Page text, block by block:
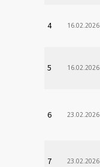
4 16.02.2026
5 16.02.2026
6 23.02.2026
7 23.02.2026